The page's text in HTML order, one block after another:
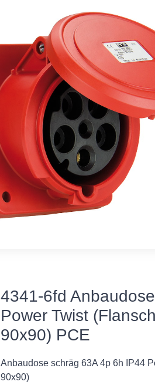
4341-6fd
Power Twist
90x90) PCE
Anbaudose schräg 63A 4p 6h IP44
90x90)